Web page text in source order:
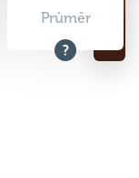
Průměr